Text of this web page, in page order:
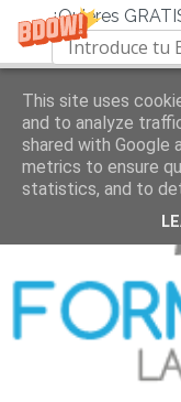
¿Quieres
This site uses
and to analyze
shared with Google
metrics to ensure
statistics, and to